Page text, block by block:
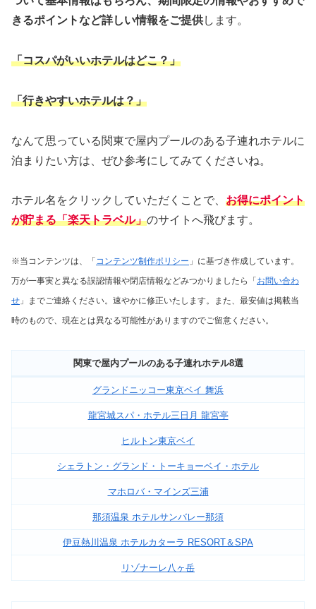
きるポイントなど詳しい情報をご提供します。
「コスパがいいホテルはどこ？」
「行きやすいホテルは？」
なんて思っている関東で屋内プールのある子連れホテルに
泊まりたい方は、ぜひ参考にしてみてくださいね。
ホテル名をクリックしていただくことで、 お得にポイント
が貯まる「楽天トラベル」のサイトへ飛びます。
※当コンテンツは、「 コンテンツ制作ポリシー 」に基づき作成しています。
万が一事実と異なる誤認情報や閉店情報などみつかりましたら「 お問い合わ
せ 」までご連絡ください。速やかに修正いたします。
また、最安値は掲載当
時のもので、現在とは異なる可能性がありますのでご留意ください。
関東で屋内プールのある子連れホテル8選
グランドニッコー東京ベイ 舞浜
龍宮城スパ・ホテル三日月 龍宮亭
ヒルトン東京ベイ
シェラトン・グランド・トーキョーベイ・ホテル
マホロバ・マインズ三浦
那須温泉 ホテルサンバレー那須
伊豆熱川温泉 ホテルカターラ RESORT＆SPA
リゾナーレ八ヶ岳